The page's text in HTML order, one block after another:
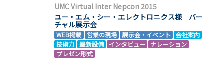
UMC Virtual Inter Nepcon 2015
ユー・エム・シー・エレクトロニクス様 バー
チャル展示会
WEB掲載 営業の現場 展示会・イベント
会社案内
技術力 最新設備 インタビュー
ナレーション
プレゼン形式